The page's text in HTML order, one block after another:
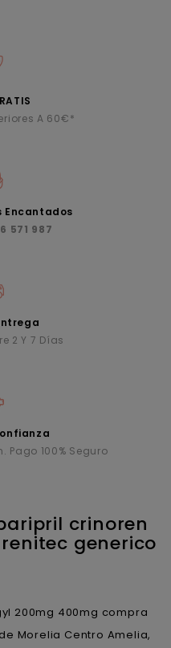
A 60€*
Encantados
571 987
2 Y 7 Días
Pago 100% Seguro
crinoren
generico
200mg 400mg compra
Morelia Centro Amelia,